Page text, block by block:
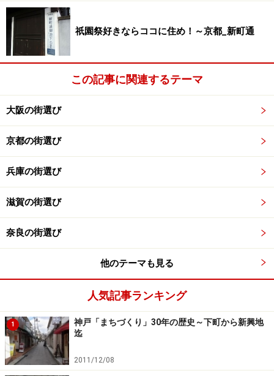
近鉄大和西大寺駅にショッピングモールを
整備
近鉄大和西大寺駅に新たなショッピングモールが整備さ
コンコースを約2倍に拡大し、平成21年秋にショッピン
グモールをオープンさせる計画です。
ショッピングモールは約1,150 m2のスペースに、高級食
品スーパーやカフェ、書籍・雑貨ショップなど約20店舗
客が1日平均10万人を超える奈良県北部の一大ターミナ
ルとなっており、約20年ぶりの大規模リニューアルによ
JR姫新線姫路駅～上月駅間の高速化事業が
着工
JR姫新線の姫路駅～上月駅間（50.9km）の高速化事業が
着工しました。新型車両の導入や信号設備の改良などに
より、両駅間の所要時間を20分程度短縮して65分以内と
祇園祭好きならココに住め！～京都_新町通
この記事に関連するテーマ
大阪の街選び
京都の街選び
兵庫の街選び
滋賀の街選び
奈良の街選び
他のテーマも見る
人気記事ランキング
1
神戸「まちづくり」30年の歴史～下町から新興地
迄
2011/12/08